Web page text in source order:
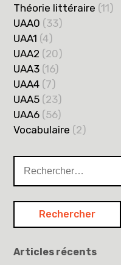
Théorie littéraire (11)
UAA0 (33)
UAA1 (4)
UAA2 (20)
UAA3 (16)
UAA4 (7)
UAA5 (23)
UAA6 (56)
Vocabulaire (2)
Articles récents